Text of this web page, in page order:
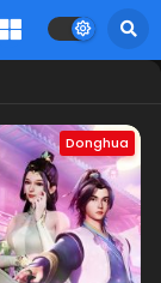
Donghua